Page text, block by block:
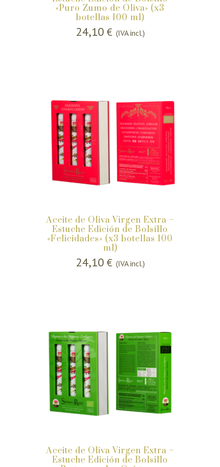
«Puro Zumo de Oliva» (x3
botellas 100 ml)
24,10 € (IVA incl.)
Aceite de Oliva Virgen Extra –
Estuche Edición de Bolsillo
«Felicidades» (x3 botellas 100
ml)
24,10 € (IVA incl.)
Aceite de Oliva Virgen Extra –
Estuche Edición de Bolsillo